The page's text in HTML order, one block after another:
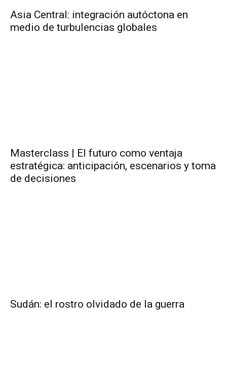
Asia Central: integración autóctona en
medio de turbulencias globales
Masterclass | El futuro como ventaja
estratégica: anticipación, escenarios y toma
de decisiones
Sudán: el rostro olvidado de la guerra